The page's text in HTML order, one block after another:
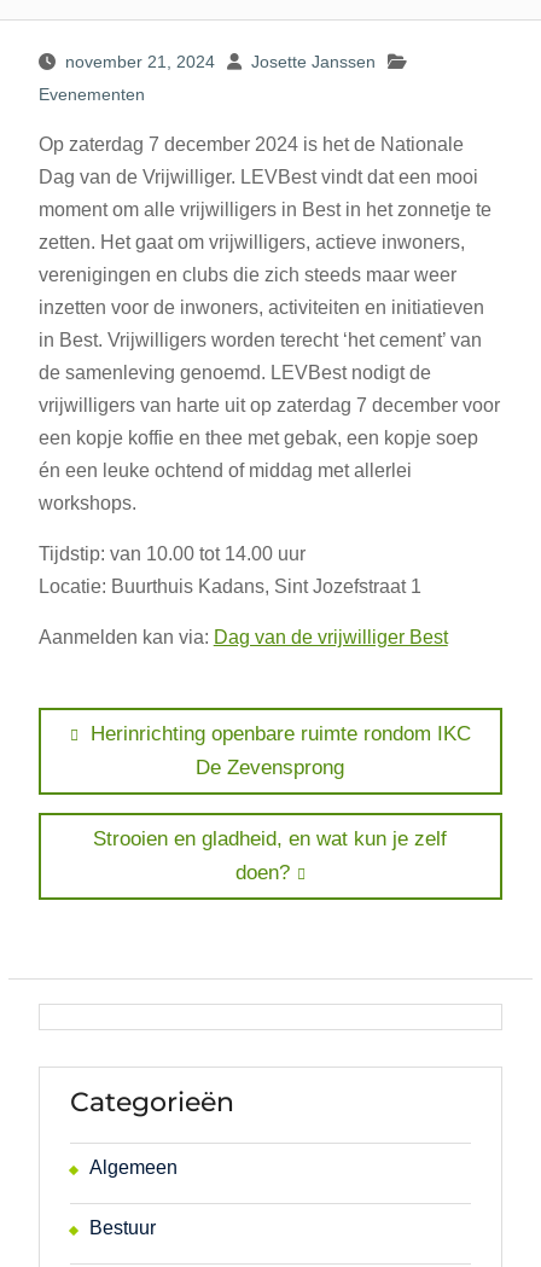
november 21, 2024
Josette Janssen
Evenementen
Op zaterdag 7 december 2024 is het de Nationale
Dag van de Vrijwilliger. LEVBest vindt dat een mooi
moment om alle vrijwilligers in Best in het zonnetje te
zetten. Het gaat om vrijwilligers, actieve inwoners,
verenigingen en clubs die zich steeds maar weer
inzetten voor de inwoners, activiteiten en initiatieven
in Best. Vrijwilligers worden terecht ‘het cement’ van
de samenleving genoemd. LEVBest nodigt de
vrijwilligers van harte uit op zaterdag 7 december voor
een kopje koffie en thee met gebak, een kopje soep
én een leuke ochtend of middag met allerlei
workshops.
Tijdstip: van 10.00 tot 14.00 uur
Locatie: Buurthuis Kadans, Sint Jozefstraat 1
Aanmelden kan via: Dag van de vrijwilliger Best
Bericht
Previous
Herinrichting openbare ruimte rondom IKC
De Zevensprong
Next
Strooien en gladheid, en wat kun je zelf
doen?
Categorieën
Algemeen
Bestuur